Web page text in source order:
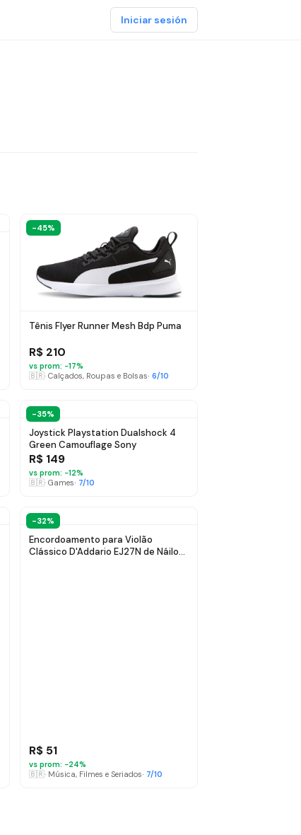
Iniciar sesión
-45%
Tênis Flyer Runner Mesh Bdp Puma
R$ 210
vs prom: −17%
🇧🇷· Calçados, Roupas e Bolsas· 6/10
-35%
Joystick Playstation Dualshock 4
Green Camouflage Sony
R$ 149
vs prom: −12%
🇧🇷· Games· 7/10
-32%
Encordoamento para Violão
Clássico D'Addario EJ27N de Náilon
R$ 51
vs prom: −24%
🇧🇷· Música, Filmes e Seriados· 7/10